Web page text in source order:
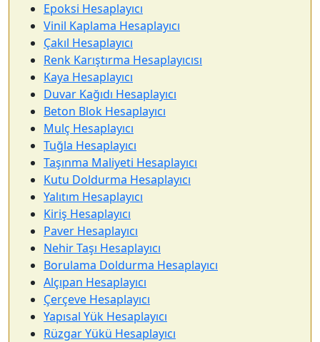
Epoksi Hesaplayıcı
Vinil Kaplama Hesaplayıcı
Çakıl Hesaplayıcı
Renk Karıştırma Hesaplayıcısı
Kaya Hesaplayıcı
Duvar Kağıdı Hesaplayıcı
Beton Blok Hesaplayıcı
Mulç Hesaplayıcı
Tuğla Hesaplayıcı
Taşınma Maliyeti Hesaplayıcı
Kutu Doldurma Hesaplayıcı
Yalıtım Hesaplayıcı
Kiriş Hesaplayıcı
Paver Hesaplayıcı
Nehir Taşı Hesaplayıcı
Borulama Doldurma Hesaplayıcı
Alçıpan Hesaplayıcı
Çerçeve Hesaplayıcı
Yapısal Yük Hesaplayıcı
Rüzgar Yükü Hesaplayıcı